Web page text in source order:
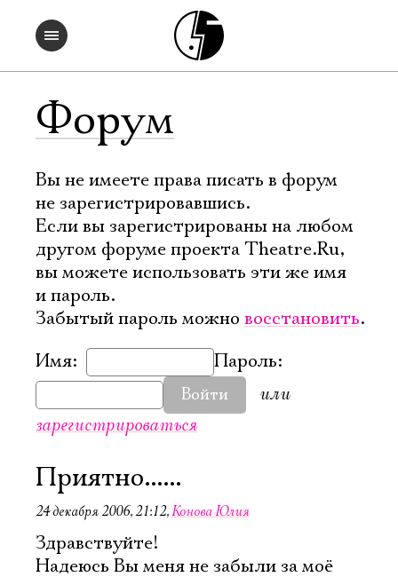
Форум
Вы не имеете права писать в форум
не зарегистрировавшись.
Если вы зарегистрированы на любом
другом форуме проекта Theatre.Ru,
вы можете использовать эти же имя
и пароль.
Забытый пароль можно восстановить.
Имя:
Пароль:
Войти
или
зарегистрироваться
Приятно......
24 декабря 2006, 21:12,Конова Юлия
Здравствуйте!
Надеюсь Вы меня не забыли за моё